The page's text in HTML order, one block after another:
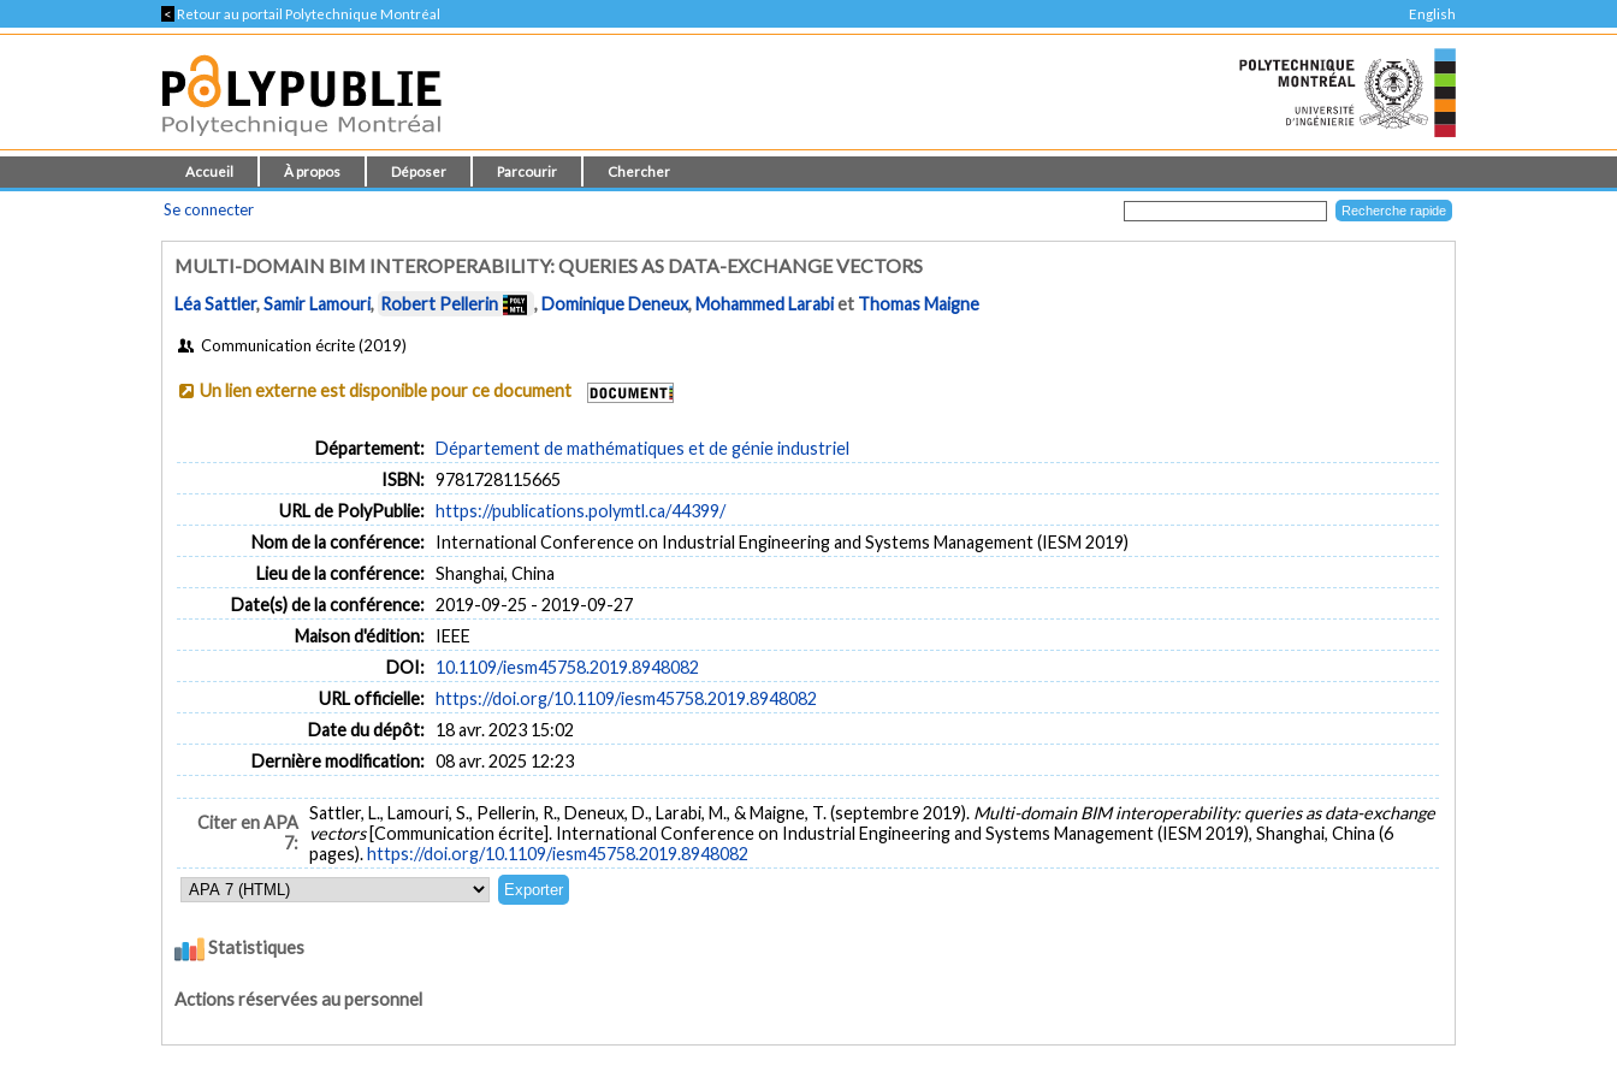
< Retour au portail Polytechnique Montréal English
Accueil À propos Déposer Parcourir Chercher
Se connecter
MULTI-DOMAIN BIM INTEROPERABILITY: QUERIES AS DATA-EXCHANGE VECTORS
Léa Sattler,Samir Lamouri, Robert Pellerin ,Dominique Deneux,Mohammed Larabiet Thomas Maigne
Communication écrite (2019)
Un lien externe est disponible pour ce document
Département: Département de mathématiques et de génie industriel
ISBN: 9781728115665
URL de PolyPublie: https://publications.polymtl.ca/44399/
Nom de la conférence: International Conference on Industrial Engineering and Systems Management (IESM 2019)
Lieu de la conférence: Shanghai, China
Date(s) de la conférence: 2019-09-25 - 2019-09-27
Maison d'édition: IEEE
DOI: 10.1109/iesm45758.2019.8948082
URL officielle: https://doi.org/10.1109/iesm45758.2019.8948082
Date du dépôt: 18 avr. 2023 15:02
Dernière modification: 08 avr. 2025 12:23
Citer en APA
7:
Sattler, L., Lamouri, S., Pellerin, R., Deneux, D., Larabi, M., & Maigne, T. (septembre 2019). Multi-domain BIM interoperability: queries as data-exchange
vectors [Communication écrite]. International Conference on Industrial Engineering and Systems Management (IESM 2019), Shanghai, China (6
pages).https://doi.org/10.1109/iesm45758.2019.8948082
Statistiques
Actions réservées au personnel